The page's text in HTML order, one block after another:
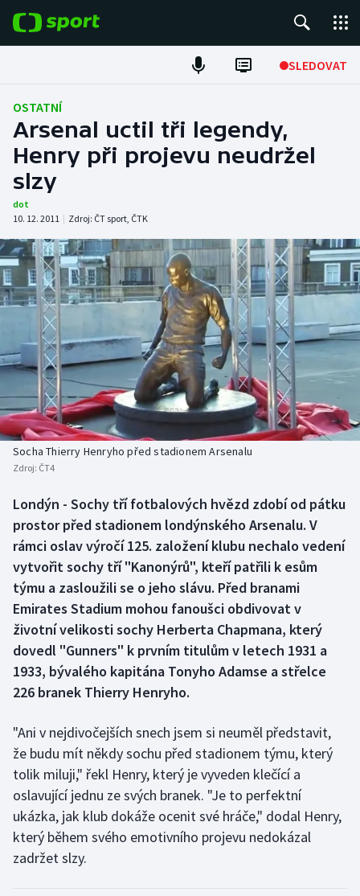
SLEDOVAT
Fotbal
Hokej
Tenis
Atletika
Cyklistika
DALŠÍ SPORTY
Americký fotbal
Baseball a softbal
Basketbal
Biatlon
Box
Curling
Dostihy
Florbal
Futsal
Gymnastika
Házená
Jezdectví
NEPŘEHLÉDNĚTE
Soutěže
Historické návraty
Aplikace ČT sport
OSTATNÍ
Arsenal uctil tři legendy,
Henry při projevu neudržel
slzy
dot
10. 12. 2011 | Zdroj: ČT sport, ČTK
Socha Thierry Henryho před stadionem Arsenalu
Zdroj: ČT4
Londýn - Sochy tří fotbalových hvězd zdobí od pátku
prostor před stadionem londýnského Arsenalu. V
rámci oslav výročí 125. založení klubu nechalo vedení
vytvořit sochy tří "Kanonýrů", kteří patřili k esům
týmu a zasloužili se o jeho slávu. Před branami
Emirates Stadium mohou fanoušci obdivovat v
životní velikosti sochy Herberta Chapmana, který
dovedl "Gunners" k prvním titulům v letech 1931 a
1933, bývalého kapitána Tonyho Adamse a střelce
226 branek Thierry Henryho.
"Ani v nejdivočejších snech jsem si neuměl představit,
že budu mít někdy sochu před stadionem týmu, který
tolik miluji," řekl Henry, který je vyveden klečící a
oslavující jednu ze svých branek. "Je to perfektní
ukázka, jak klub dokáže ocenit své hráče," dodal Henry,
který během svého emotivního projevu nedokázal
zadržet slzy.